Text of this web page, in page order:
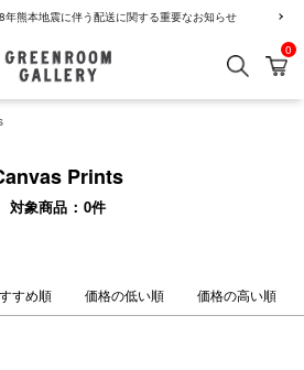
年熊本地震に伴う配送に関する重要なお知らせ
検索 カ
0
Prints
対象商品 0件
すめ順 価格の低い順 価格の高い順